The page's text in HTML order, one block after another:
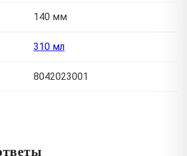
140 мм
310 мл
8042023001